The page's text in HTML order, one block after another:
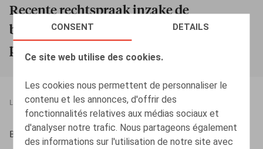
CONSENT DETAILS
Ce site web utilise des cookies.
Les cookies nous permettent de personnaliser le
contenu et les annonces, d'offrir des
fonctionnalités relatives aux médias sociaux et
d'analyser notre trafic. Nous partageons également
des informations sur l'utilisation de notre site avec
Recente rechtspraak inzake de
beschermingsvergoeding voor
personeelsvertegenwoordigers
LEGAL MAGAZINES 15.01.2015
Bouciqué, W., ​Nieuw. Ont. nr 1 2015, pp. 1-8